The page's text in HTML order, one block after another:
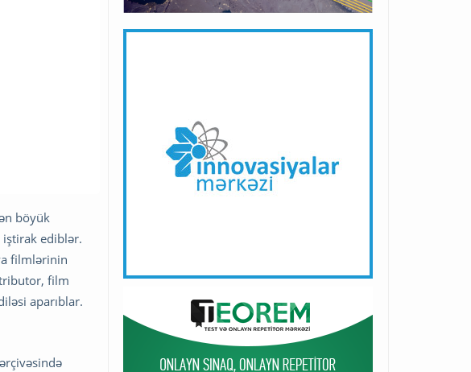
böyük
iştirak ediblər.
filmlərinin
film
aparıblar.